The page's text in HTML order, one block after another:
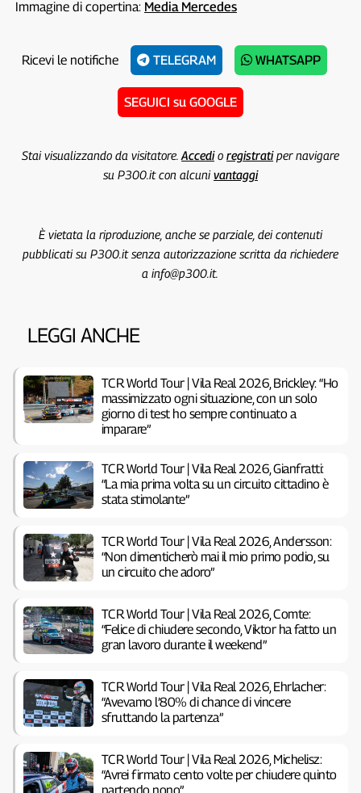
Immagine di copertina: Media Mercedes
Ricevi le notifiche TELEGRAM WHATSAPP
SEGUICI su GOOGLE
Stai visualizzando da visitatore. Accedio registratiper navigare
su P300.it con alcunivantaggi
È vietata la riproduzione, anche se parziale, dei contenuti
pubblicati su P300.it senza autorizzazione scritta da richiedere
a info@p300.it.
LEGGI ANCHE
TCR World Tour | Vila Real 2026, Brickley: “Ho
massimizzato ogni situazione, con un solo
giorno di test ho sempre continuato a
imparare”
TCR World Tour | Vila Real 2026, Gianfratti:
“La mia prima volta su un circuito cittadino è
stata stimolante”
TCR World Tour | Vila Real 2026, Andersson:
“Non dimenticherò mai il mio primo podio, su
un circuito che adoro”
TCR World Tour | Vila Real 2026, Comte:
“Felice di chiudere secondo, Viktor ha fatto un
gran lavoro durante il weekend”
TCR World Tour | Vila Real 2026, Ehrlacher:
“Avevamo l’80% di chance di vincere
sfruttando la partenza”
TCR World Tour | Vila Real 2026, Michelisz:
“Avrei firmato cento volte per chiudere quinto